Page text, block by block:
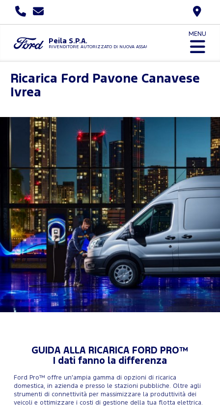
Peila S.P.A.
RIVENDITORE AUTORIZZATO DI NUOVA ASSAUTO
MENU
Ricarica Ford
Pavone Canavese
Ivrea
GUIDA ALLA RICARICA FORD PRO™
I dati fanno la differenza
Ford Pro™ offre un'ampia gamma di opzioni di ricarica
domestica, in azienda e presso le stazioni pubbliche. Oltre agli
strumenti di connettività per massimizzare la produttività dei
veicoli e ottimizzare i costi di gestione della tua flotta elettrica.